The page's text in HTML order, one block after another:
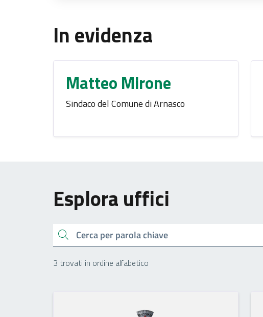
In evidenza
Matteo Mirone
Sindaco del Comune di Arnasco
Esplora uffici
Cerca
3 trovati in ordine alfabetico